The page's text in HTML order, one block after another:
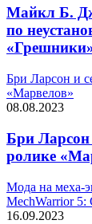
Майкл Б.
по
Бри Ларсон и
«Марвелов»
08.08.2023
Бри Ларсон
ролике
Мода на меха-
MechWarrior 5:
16.09.2023